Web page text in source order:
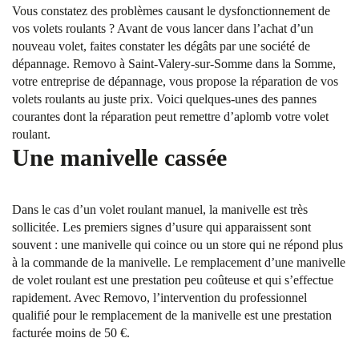
Vous constatez des problèmes causant le dysfonctionnement de
vos volets roulants ? Avant de vous lancer dans l’achat d’un
nouveau volet, faites constater les dégâts par une société de
dépannage. Removo à Saint-Valery-sur-Somme dans la Somme,
votre entreprise de dépannage, vous propose la réparation de vos
volets roulants au juste prix. Voici quelques-unes des pannes
courantes dont la réparation peut remettre d’aplomb votre volet
roulant.
Une manivelle cassée
Dans le cas d’un volet roulant manuel, la manivelle est très
sollicitée. Les premiers signes d’usure qui apparaissent sont
souvent : une manivelle qui coince ou un store qui ne répond plus
à la commande de la manivelle. Le remplacement d’une manivelle
de volet roulant est une prestation peu coûteuse et qui s’effectue
rapidement. Avec Removo, l’intervention du professionnel
qualifié pour le remplacement de la manivelle est une prestation
facturée moins de 50 €.